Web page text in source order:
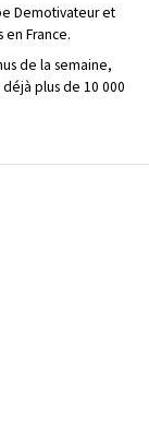
Demotivateur et
France.
de la semaine,
plus de 10 000